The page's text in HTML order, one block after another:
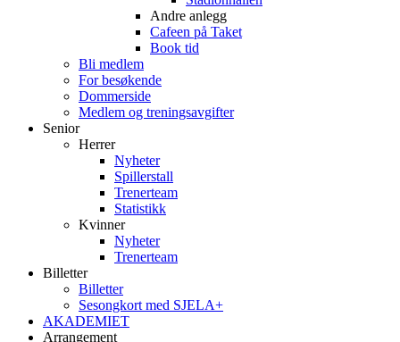
Andre anlegg
Cafeen på Taket
Book tid
Bli medlem
For besøkende
Dommerside
Medlem og treningsavgifter
Senior
Herrer
Nyheter
Spillerstall
Trenerteam
Statistikk
Kvinner
Nyheter
Trenerteam
Billetter
Billetter
Sesongkort med SJELA+
AKADEMIET
Arrangement